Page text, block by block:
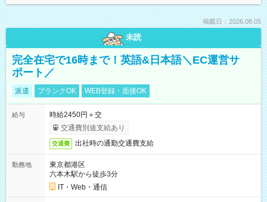
掲載日：2026.08.05
未読
完全在宅で16時まで！英語&日本語＼EC運営サ
ポート／
派遣 ブランクOK WEB登録・面接OK
給与
時給2450円＋交
交通費別途支給あり
交通費 出社時の通勤交通費支給
勤務地
東京都港区
六本木駅から徒歩3分
IT・Web・通信